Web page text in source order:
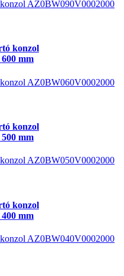
AZ0BW090V0002000
konzol
mm
AZ0BW060V0002000
konzol
mm
AZ0BW050V0002000
konzol
mm
AZ0BW040V0002000